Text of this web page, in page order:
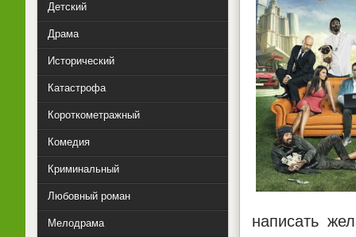
написать
Детский
Драма
Исторический
Катастрофа
Короткометражный
Комедия
Криминальный
Любовный роман
Мелодрама